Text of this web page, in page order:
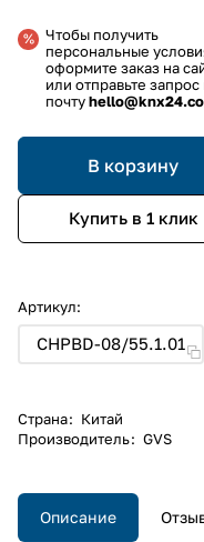
Чтобы получить
персональные
оформите заказ на
или отправьте запрос
почту
В корзину
Купить в 1 клик
Артикул:
CHPBD-08/55.1.01
Страна: Китай
Производитель: GVS
Описание